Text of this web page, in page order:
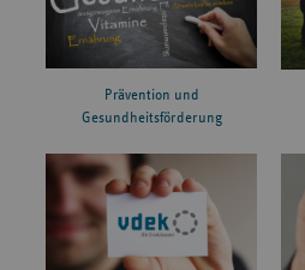
Prävention und
Gesundheitsförderung